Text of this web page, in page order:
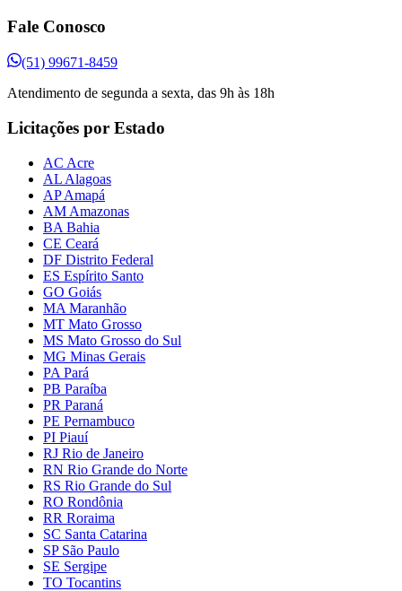
Fale Conosco
(51) 99671-8459
Atendimento de segunda a sexta, das 9h às 18h
Licitações por Estado
AC Acre
AL Alagoas
AP Amapá
AM Amazonas
BA Bahia
CE Ceará
DF Distrito Federal
ES Espírito Santo
GO Goiás
MA Maranhão
MT Mato Grosso
MS Mato Grosso do Sul
MG Minas Gerais
PA Pará
PB Paraíba
PR Paraná
PE Pernambuco
PI Piauí
RJ Rio de Janeiro
RN Rio Grande do Norte
RS Rio Grande do Sul
RO Rondônia
RR Roraima
SC Santa Catarina
SP São Paulo
SE Sergipe
TO Tocantins